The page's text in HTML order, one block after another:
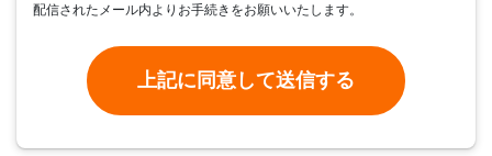
配信されたメール内よりお手続きをお願いいたします。